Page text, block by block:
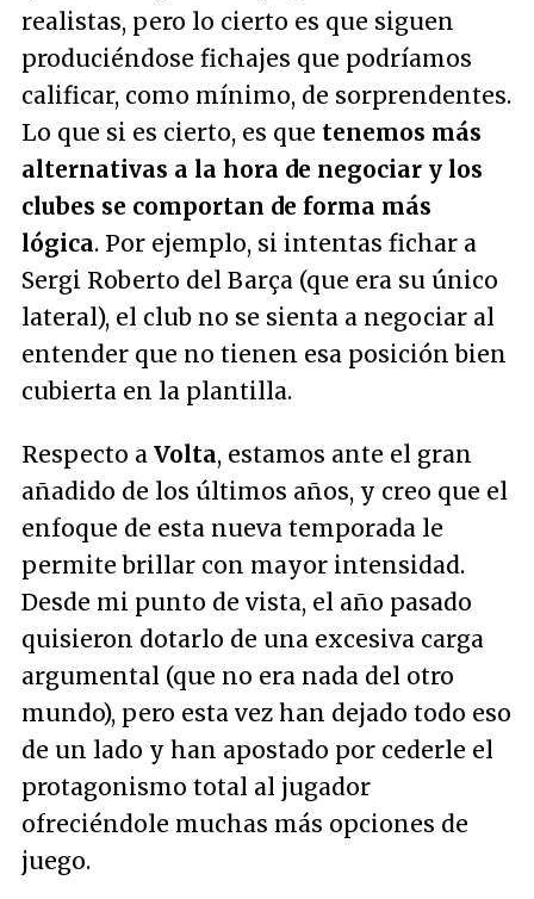
realistas, pero lo cierto es que siguen
produciéndose fichajes que podríamos
calificar, como mínimo, de sorprendentes.
Lo que si es cierto, es que tenemos más
alternativas a la hora de negociar y los
clubes se comportan de forma más
lógica. Por ejemplo, si intentas fichar a
Sergi Roberto del Barça (que era su único
lateral), el club no se sienta a negociar al
entender que no tienen esa posición bien
cubierta en la plantilla.
Respecto a Volta, estamos ante el gran
añadido de los últimos años, y creo que el
enfoque de esta nueva temporada le
permite brillar con mayor intensidad.
Desde mi punto de vista, el año pasado
quisieron dotarlo de una excesiva carga
argumental (que no era nada del otro
mundo), pero esta vez han dejado todo eso
de un lado y han apostado por cederle el
protagonismo total al jugador
ofreciéndole muchas más opciones de
juego.